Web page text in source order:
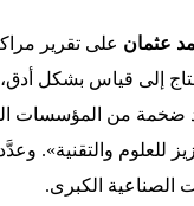
عثمان على تقرير
إلى قياس بشكل
ضخمة من المؤسسات
للعلوم والتقنية».
الصناعية الكبرى.